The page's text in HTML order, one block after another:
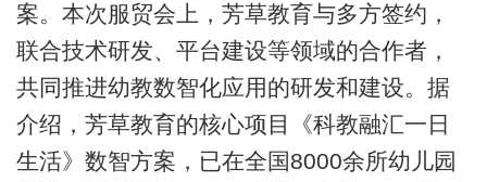
案。本次服贸会上，芳草教育与多方签约，
联合技术研发、平台建设等领域的合作者，
共同推进幼教数智化应用的研发和建设。据
介绍，芳草教育的核心项目《科教融汇一日
生活》数智方案，已在全国8000余所幼儿园